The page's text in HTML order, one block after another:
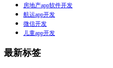
房地产app软件开发
航运app开发
微信开发
儿童app开发
最新标签